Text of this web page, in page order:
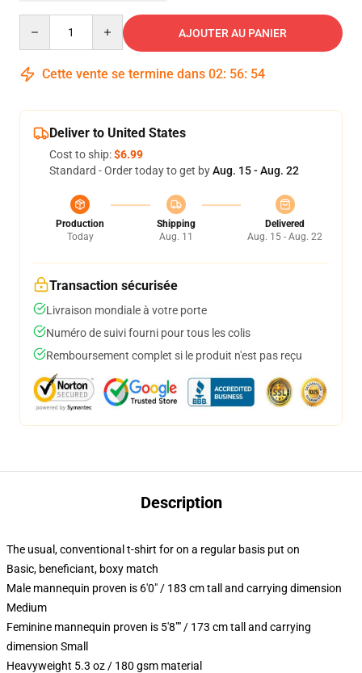
AJOUTER AU PANIER
Cette vente se termine dans 02: 56: 53
Deliver to United States
Cost to ship:$6.99
Standard - Order today to get byAug. 15 - Aug. 22
Production
Today
Shipping
Aug. 11
Delivered
Aug. 15 - Aug. 22
Transaction sécurisée
Livraison mondiale à votre porte
Numéro de suivi fourni pour tous les colis
Remboursement complet si le produit n'est pas reçu
Description
The usual, conventional t-shirt for on a regular basis put on
Basic, beneficiant, boxy match
Male mannequin proven is 6'0" / 183 cm tall and carrying dimension
Medium
Feminine mannequin proven is 5'8"" / 173 cm tall and carrying
dimension Small
Heavyweight 5.3 oz / 180 gsm material